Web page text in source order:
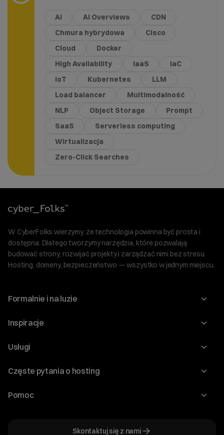
AI AI Overviews
CDN
Chmura hybrydowa
Cisco
Cloud
Docker
High Availability
IaaS
IaC
IoT
Kubernetes
LLM
Load balancer
Multimodalność
NLP
Object Storage
Prompt
SaaS
Serverless computing
Wirtualizacja
Zero-Click Searches
W CyberFolks wierzymy, że technologia powinna być prosta i
dostępna. Dlatego tworzymy narzędzia, które pozwalają
budować strony, rozwijać projekty i zarządzać nimi bez stresu.
Hosting, domeny, bezpieczeństwo — wszystko w jednym miejscu.
Formalnie i na luzie
O nas
Program Korzyści dla Inwestorów
Regulaminy i specyfikacje
Inspiracje
Blog
WordPress
Audyt stron
Usługi
Domeny
Częste pytania o hosting
Jak przenieść stronę?
Pomoc
Skontaktuj się z nami